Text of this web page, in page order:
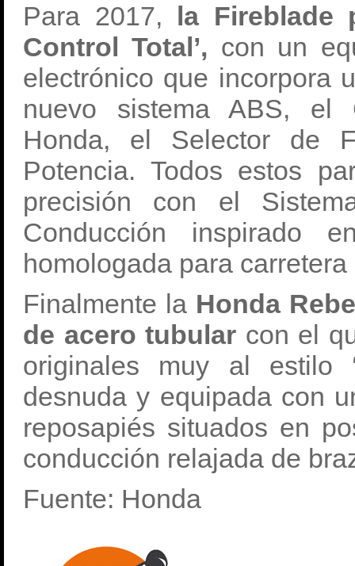
Para 2017, la Fireblade
Control Total’, con un
electrónico que incorpora
nuevo sistema ABS, el
Honda, el Selector de
Potencia. Todos estos
precisión con el
Conducción inspirado
homologada para
Finalmente la Honda
de acero tubular con el
originales muy al estilo
desnuda y equipada con
reposapiés situados en
conducción relajada de
Fuente: Honda